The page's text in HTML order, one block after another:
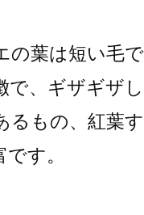
の葉は短い毛
で、ギザギザ
るもの、紅葉
す。